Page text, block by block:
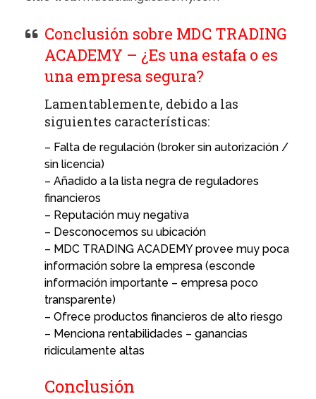
Conclusión sobre MDC TRADING
ACADEMY – ¿Es una estafa o es
una empresa segura?
Lamentablemente, debido a las
siguientes características:
– Falta de regulación (broker sin autorización /
sin licencia)
– Añadido a la lista negra de reguladores
financieros
– Reputación muy negativa
– Desconocemos su ubicación
– MDC TRADING ACADEMY provee muy poca
información sobre la empresa (esconde
información importante – empresa poco
transparente)
– Ofrece productos financieros de alto riesgo
– Menciona rentabilidades – ganancias
ridículamente altas
Conclusión